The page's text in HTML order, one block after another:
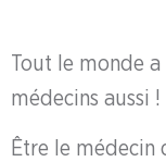
Tout le monde
médecins aussi !
Être le médecin